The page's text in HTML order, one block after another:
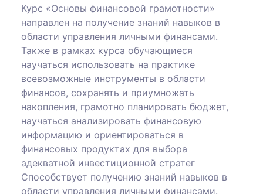
Курс «Основы финансовой грамотности»
направлен на получение знаний навыков в
области управления личными финансами.
Также в рамках курса обучающиеся
научаться использовать на практике
всевозможные инструменты в области
финансов, сохранять и приумножать
накопления, грамотно планировать бюджет,
научаться анализировать финансовую
информацию и ориентироваться в
финансовых продуктах для выбора
адекватной инвестиционной стратег
Способствует получению знаний навыков в
области управления личными финансами.